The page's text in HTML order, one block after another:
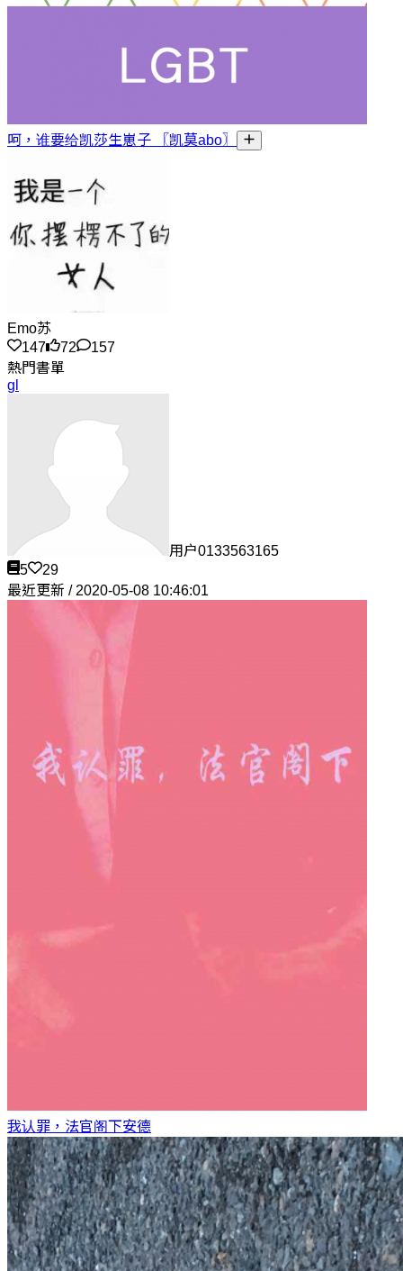
呵，谁要给凯莎生崽子 〖凯莫abo〗
Emo苏
147
72
157
熱門書單
gl
用户0133563165
5
29
最近更新 / 2020-05-08 10:46:01
我认罪，法官阁下安德